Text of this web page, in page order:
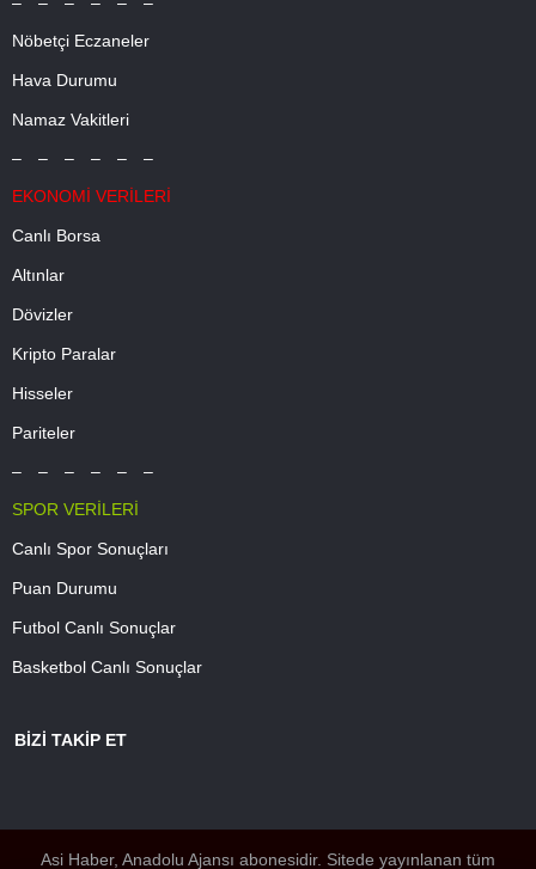
Nöbetçi Eczaneler
Hava Durumu
Namaz Vakitleri
– – – – – –
EKONOMİ VERİLERİ
Canlı Borsa
Altınlar
Dövizler
Kripto Paralar
Hisseler
Pariteler
– – – – – –
SPOR VERİLERİ
Canlı Spor Sonuçları
Puan Durumu
Futbol Canlı Sonuçlar
Basketbol Canlı Sonuçlar
BİZİ TAKİP ET
Asi Haber, Anadolu Ajansı abonesidir. Sitede yayınlanan tüm